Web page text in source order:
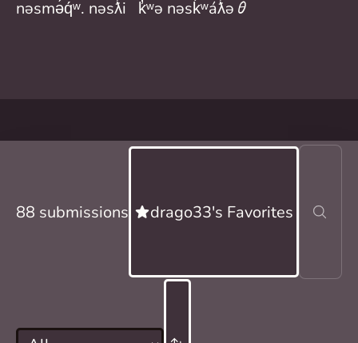
nəsmə́q́ʷ. nəsƛ̓iʔ k̓ʷə nəsḱʷáƛ̓əθ
88 submissions drago33's Favorites